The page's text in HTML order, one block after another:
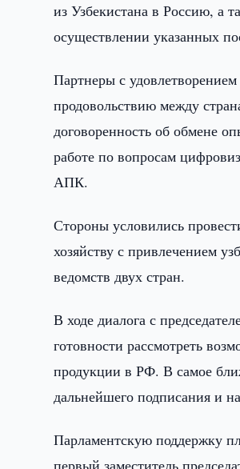
из Узбекистана в Россию, а
осуществлении указанных
Партнеры с
продовольствию между
договоренность об обмене
работе по вопросам
АПК.
Стороны условились
хозяйству с привлечением
ведомств двух стран.
В ходе диалога с
готовности рассмотреть
продукции в РФ. В самое
дальнейшего подписания и
Парламентскую поддержку
первый заместитель